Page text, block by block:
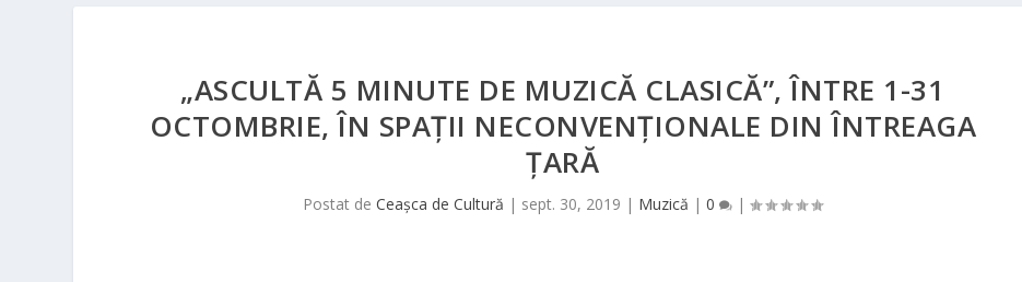
„ASCULTĂ 5 MINUTE DE MUZICĂ CLASICĂ”, ÎNTRE 1-31
OCTOMBRIE, ÎN SPAȚII NECONVENȚIONALE DIN ÎNTREAGA
ȚARĂ
Postat deCeașca de Cultură | sept. 30, 2019 | Muzică |0 |